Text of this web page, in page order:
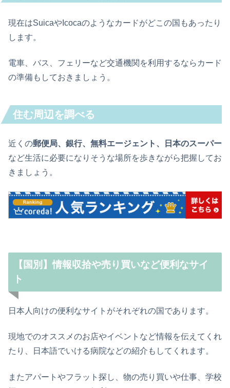
現在はSuicaやIcocaのようなカードがどこの国もあったり
します。
電車、バス、フェリーなど交通機関を利用するならカード
の準備もしておきましょう。
住む周辺を調べる
近くの郵便局、銀行、無料エージェント、日本のスーパー
など生活に必要になりそうな場所を歩きながら把握してお
きましょう。
【国別】情報収拾や売り買いなど便利なサイ
ト
日本人向けの便利なサイトがそれぞれの国であります。
現地でのオススメのお店やイベントなど情報を伝えてくれ
たり、日本語でいける病院などの紹介もしてくれます。
またアパートやフラット探し、物の売り買いや仕事、学校